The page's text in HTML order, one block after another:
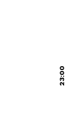
23:00